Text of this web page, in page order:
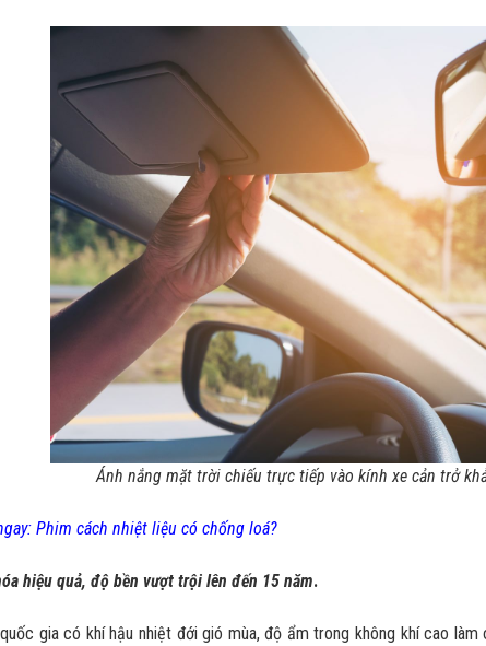
Ánh nắng mặt trời chiếu trực tiếp vào kính xe cản trở
Phim cách nhiệt liệu có chống loá?
hiệu quả, độ bền vượt trội lên đến 15 năm.
gia có khí hậu nhiệt đới gió mùa, độ ẩm trong không khí cao